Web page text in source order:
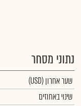
נתוני מסחר
שער אחרון (USD)
שינוי באחוזים